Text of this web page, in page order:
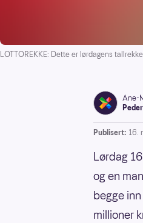
LOTTOREKKE: Dette er lørdagens
Ane-
Publisert: 16.
Lørdag
og en
begge
millioner